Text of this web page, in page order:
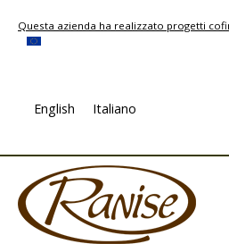
content
Questa azienda ha realizzato progetti
English Italiano
Home